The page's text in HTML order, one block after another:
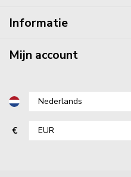
Informatie
Mijn account
€